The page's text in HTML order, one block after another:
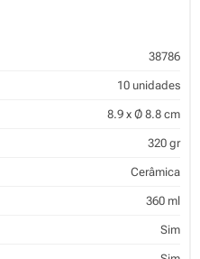
38786
10 unidades
8.9 x Ø 8.8 cm
320 gr
Cerâmica
360 ml
Sim